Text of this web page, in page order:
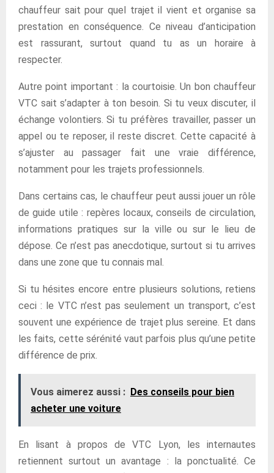
chauffeur sait pour quel trajet il vient et organise sa
prestation en conséquence. Ce niveau d’anticipation
est rassurant, surtout quand tu as un horaire à
respecter.
Autre point important : la courtoisie. Un bon chauffeur
VTC sait s’adapter à ton besoin. Si tu veux discuter, il
échange volontiers. Si tu préfères travailler, passer un
appel ou te reposer, il reste discret. Cette capacité à
s’ajuster au passager fait une vraie différence,
notamment pour les trajets professionnels.
Dans certains cas, le chauffeur peut aussi jouer un rôle
de guide utile : repères locaux, conseils de circulation,
informations pratiques sur la ville ou sur le lieu de
dépose. Ce n’est pas anecdotique, surtout si tu arrives
dans une zone que tu connais mal.
Si tu hésites encore entre plusieurs solutions, retiens
ceci : le VTC n’est pas seulement un transport, c’est
souvent une expérience de trajet plus sereine. Et dans
les faits, cette sérénité vaut parfois plus qu’une petite
différence de prix.
Vous aimerez aussi : Des conseils pour bien
acheter une voiture
En lisant à propos de VTC Lyon, les internautes
retiennent surtout un avantage : la ponctualité. Ce